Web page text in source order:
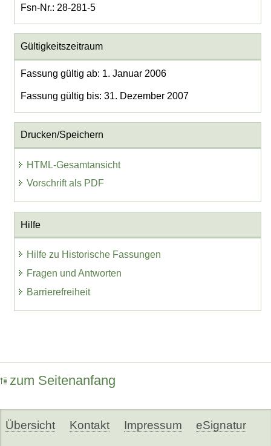
Fsn-Nr.: 28-281-5
Gültigkeitszeitraum
Fassung gültig ab: 1. Januar 2006
Fassung gültig bis: 31. Dezember 2007
Drucken/Speichern
HTML-Gesamtansicht
Vorschrift als PDF
Hilfe
Hilfe zu Historische Fassungen
Fragen und Antworten
Barrierefreiheit
zum Seitenanfang
Übersicht Kontakt Impressum eSignatur